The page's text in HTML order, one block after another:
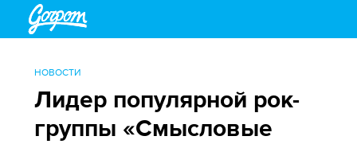
НОВОСТИ
Лидер популярной рок-
группы «Смысловые